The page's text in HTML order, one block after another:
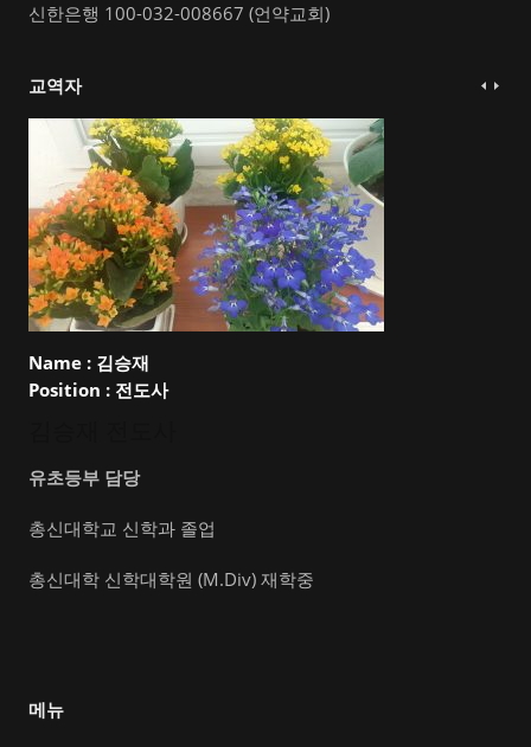
신한은행 100-032-008667 (언약교회)
교역자
Name : 김승재
Position : 전도사
유초등부 담당
총신대학교 신학과 졸업
총신대학 신학대학원 (M.Div) 재학중
메뉴